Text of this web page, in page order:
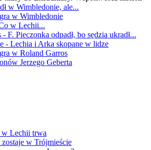
w Wimbledonie, ale...
w Wimbledonie
w Lechii...
F. Pieczonka odpadł, bo sędzia ukradł...
- Lechia i Arka skopane w lidze
w Roland Garros
Jerzego Geberta
w Lechii trwa
zostaje w Trójmieście